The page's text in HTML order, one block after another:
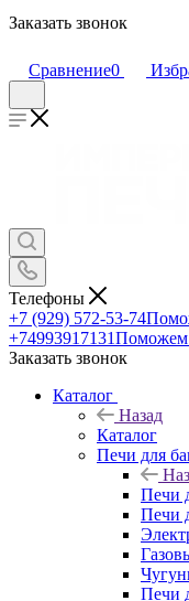
Заказать звонок
Сравнение0
Телефоны
+7 (929) 572-53-74
+74993917131Поможем
Заказать звонок
Каталог
Назад
Каталог
Печи для
Печи
Печи
Печи